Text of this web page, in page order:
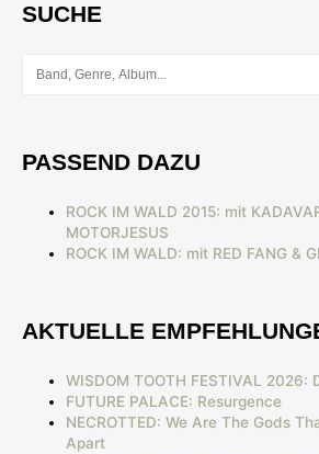
SUCHE
PASSEND DAZU
ROCK IM WALD 2015: mit
MOTORJESUS
ROCK IM WALD: mit RED FANG &
AKTUELLE
WISDOM TOOTH FESTIVAL 2026:
FUTURE PALACE: Resurgence
NECROTTED: We Are The Gods
Apart